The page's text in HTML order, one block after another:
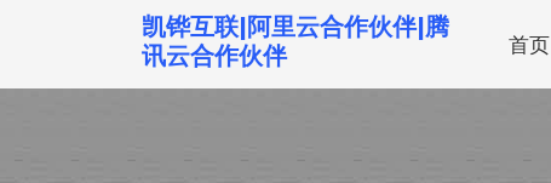
到
凯铧互联|阿里云合作伙伴|腾
讯云合作伙伴
首页